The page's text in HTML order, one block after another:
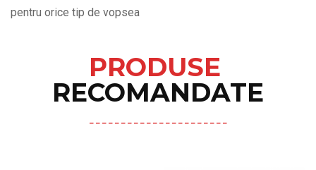
pentru orice tip de vopsea
PRODUSE
RECOMANDATE